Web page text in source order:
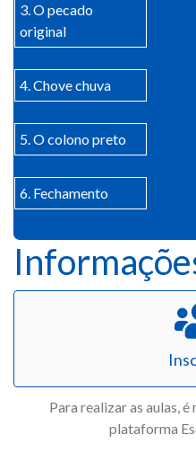
3. O pecado
original
4. Chove chuva
5. O colono preto
6. Fechamento
Para realizar as aulas,
plataforma